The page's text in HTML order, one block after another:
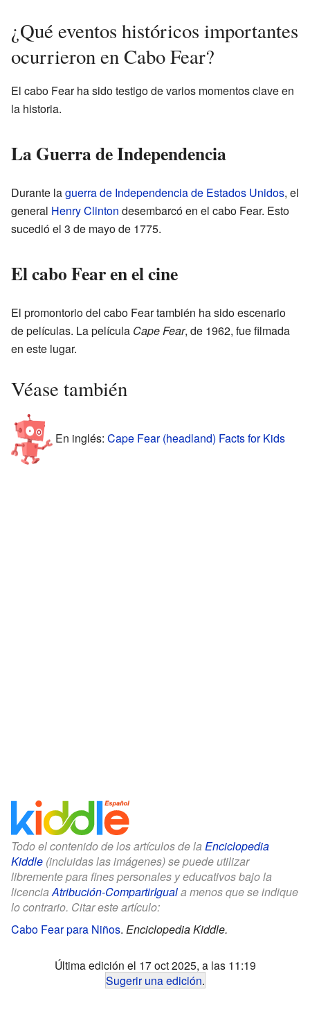
¿Qué eventos históricos importantes
ocurrieron en Cabo Fear?
El cabo Fear ha sido testigo de varios momentos clave en
la historia.
La Guerra de Independencia
Durante laguerra de Independencia de Estados Unidos, el
general Henry Clinton desembarcó en el cabo Fear. Esto
sucedió el 3 de mayo de 1775.
El cabo Fear en el cine
El promontorio del cabo Fear también ha sido escenario
de películas. La película Cape Fear, de 1962, fue filmada
en este lugar.
Véase también
En inglés: Cape Fear (headland) Facts for Kids
Todo el contenido de los artículos de la Enciclopedia
Kiddle (incluidas las imágenes) se puede utilizar
libremente para fines personales y educativos bajo la
licenciaAtribución-CompartirIguala menos que se indique
lo contrario. Citar este artículo:
Cabo Fear para Niños. Enciclopedia Kiddle.
Última edición el 17 oct 2025, a las 11:19
Sugerir una edición.